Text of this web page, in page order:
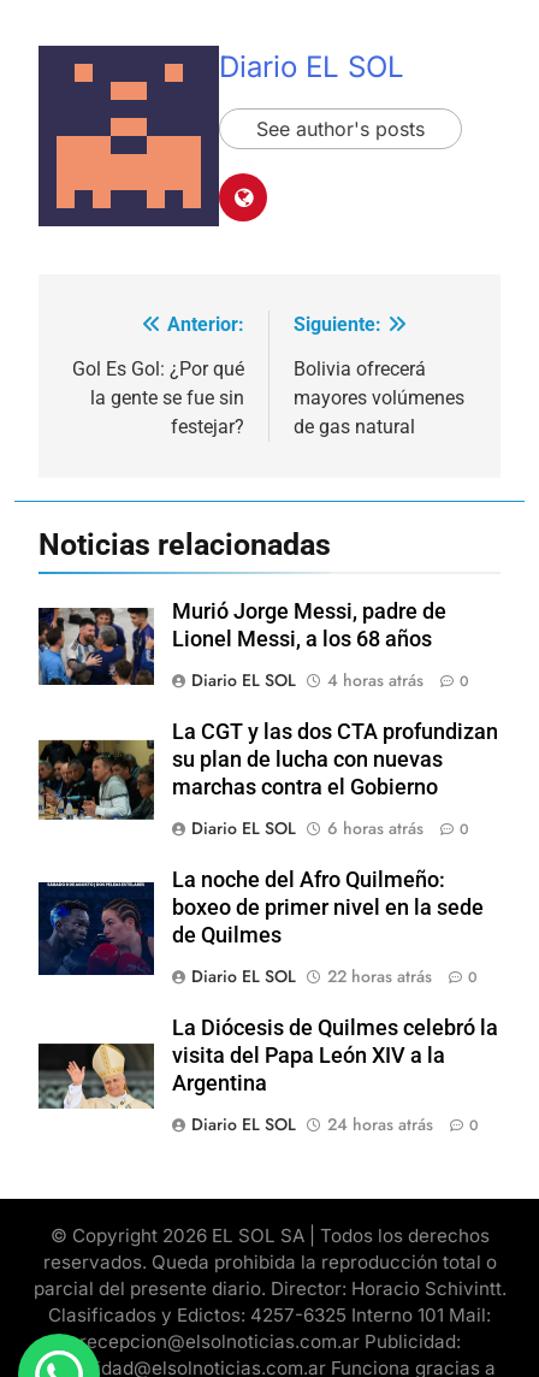
Diario EL SOL
See author's posts
Navegación
de
entradas
Anterior:
Gol Es Gol: ¿Por qué
la gente se fue sin
festejar?
Siguiente:
Bolivia ofrecerá
mayores volúmenes
de gas natural
Noticias relacionadas
Murió Jorge Messi, padre de
Lionel Messi, a los 68 años
Diario EL SOL
4 horas atrás 0
La CGT y las dos CTA profundizan
su plan de lucha con nuevas
marchas contra el Gobierno
Diario EL SOL
6 horas atrás 0
La noche del Afro Quilmeño:
boxeo de primer nivel en la sede
de Quilmes
Diario EL SOL
22 horas atrás 0
La Diócesis de Quilmes celebró la
visita del Papa León XIV a la
Argentina
Diario EL SOL
24 horas atrás 0
© Copyright 2026 EL SOL SA | Todos los derechos
reservados. Queda prohibida la reproducción total o
parcial del presente diario. Director: Horacio Schivintt.
Clasificados y Edictos: 4257-6325 Interno 101 Mail:
recepcion@elsolnoticias.com.ar Publicidad:
publicidad@elsolnoticias.com.ar Funciona gracias a